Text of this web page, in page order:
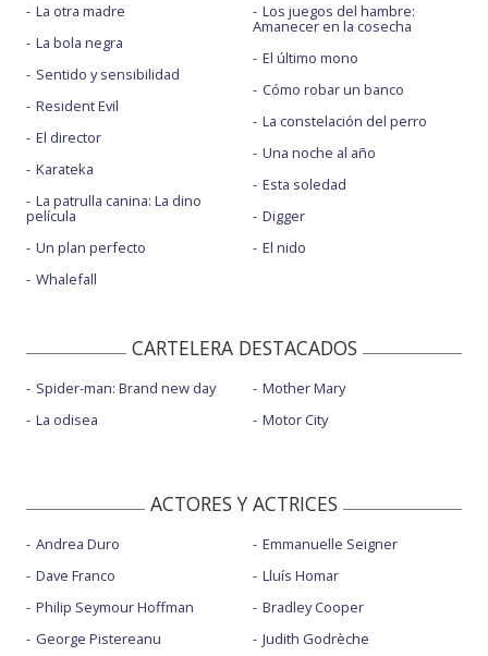
La otra madre
La bola negra
Sentido y sensibilidad
Resident Evil
El director
Karateka
La patrulla canina: La dino
película
Un plan perfecto
Whalefall
Los juegos del hambre:
Amanecer en la cosecha
El último mono
Cómo robar un banco
La constelación del perro
Una noche al año
Esta soledad
Digger
El nido
CARTELERA DESTACADOS
Spider-man: Brand new day
La odisea
Mother Mary
Motor City
ACTORES Y ACTRICES
Andrea Duro
Dave Franco
Philip Seymour Hoffman
George Pistereanu
Emmanuelle Seigner
Lluís Homar
Bradley Cooper
Judith Godrèche